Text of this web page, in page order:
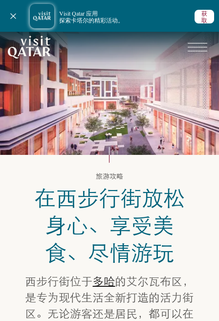
Visit Qatar 应用
探索卡塔尔的精彩活动。
获
取
关闭通知
VisitQatar 首页
多哈西步行街 | 精彩体验
旅游攻略
在西步行街放松
身心、享受美
食、尽情游玩
西步行街位于多哈的艾尔瓦布区，
是专为现代生活全新打造的活力街
区。无论游客还是居民，都可以在